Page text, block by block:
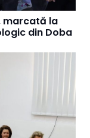
marcată la
din Doba